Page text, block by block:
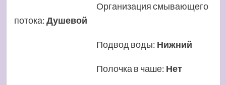
Организация смывающего
потока:Душевой
Подвод воды: Нижний
Полочка в чаше: Нет